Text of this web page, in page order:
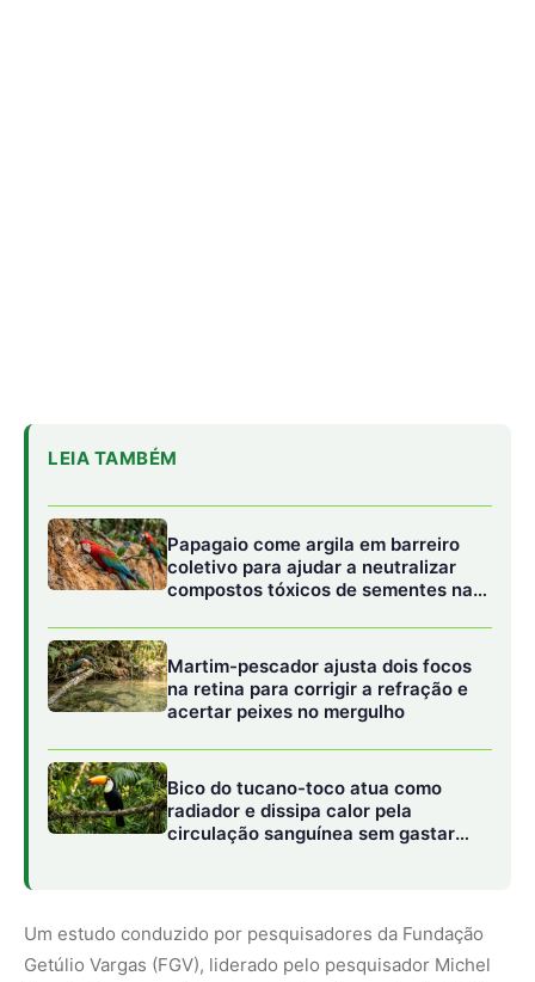
LEIA TAMBÉM
Papagaio come argila em barreiro
coletivo para ajudar a neutralizar
compostos tóxicos de sementes na
Martim-pescador ajusta dois focos
na retina para corrigir a refração e
acertar peixes no mergulho
Bico do tucano-toco atua como
radiador e dissipa calor pela
circulação sanguínea sem gastar
Um estudo conduzido por pesquisadores da Fundação
Getúlio Vargas (FGV), liderado pelo pesquisador Michel